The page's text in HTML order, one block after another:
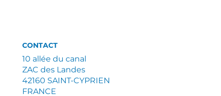
CONTACT
10 allée du canal
ZAC des Landes
42160 SAINT-CYPRIEN
FRANCE